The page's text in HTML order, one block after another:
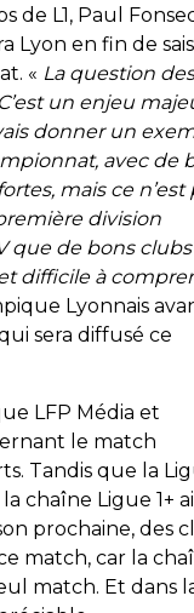
de L1, Paul
Lyon en fin de
« La question des
un enjeu
donner un
avec de
mais ce n’est
division
que de bons clubs
difficile à
Lyonnais
sera diffusé ce
LFP Média et
le match
Tandis que la
chaîne Ligue 1+
prochaine, des
match, car la
match. Et dans